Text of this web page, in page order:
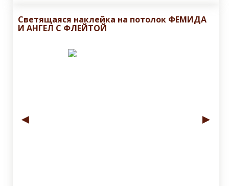
Светящаяся наклейка на потолок ФЕМИДА
И АНГЕЛ С ФЛЕЙТОЙ
◄ ►